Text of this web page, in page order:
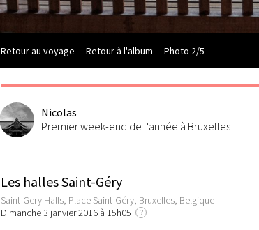
Retour au voyage - Retour à l'album - Photo 2/5
Nicolas
Premier week-end de l'année à Bruxelles
Les halles Saint-Géry
Saint-Gery Halls, Place Saint-Géry, Bruxelles, Belgique
Dimanche 3 janvier 2016 à 15h05
?